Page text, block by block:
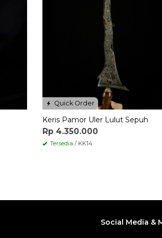
Quick Order
Keris Pamor Uler Lulut Sepuh
Rp 4.350.000
Tersedia / KK14
Social Media &